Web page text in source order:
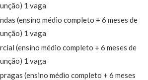
1 vaga
(ensino médio completo + 6 meses de
1 vaga
(ensino médio completo + 6 meses de
1 vaga
(ensino médio completo + 6 meses